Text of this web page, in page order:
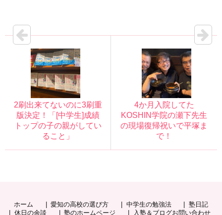
2刷出来てないのに3刷重
版決定！「[中学生]成績
トップの子の親がしてい
ること」
4か月入院してた
KOSHIN学院の瀬下先生
の現場復帰祝いで平塚ま
で！
ホーム 愛知の高校の選び方 中学生の勉強法
塾日記
休日の余談
塾のホームページ 入塾＆ブログお問い合わせ